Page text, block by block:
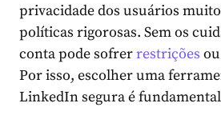
privacidade dos usuários
políticas rigorosas. Sem os
conta pode sofrerrestrições
Por isso, escolher uma
LinkedIn segura é